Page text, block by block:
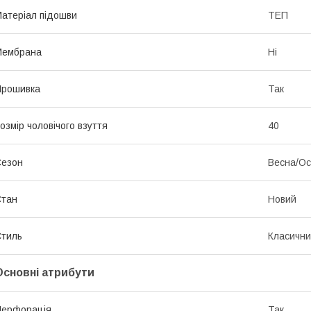
підошви ТЕП
Ні
Так
чоловічого взуття 40
Весна/
Новий
атрибути